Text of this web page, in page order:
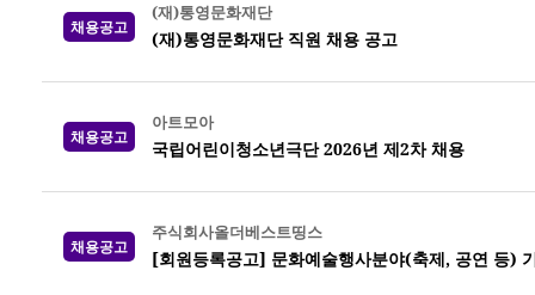
채용공고
(재)통영문화재단
(재)통영문화재단 직원 채용 공고
채용공고
아트모아
국립어린이청소년극단 2026년 제2차 채용
채용공고
주식회사올더베스트띵스
[회원등록공고] 문화예술행사분야(축제, 공연 등)